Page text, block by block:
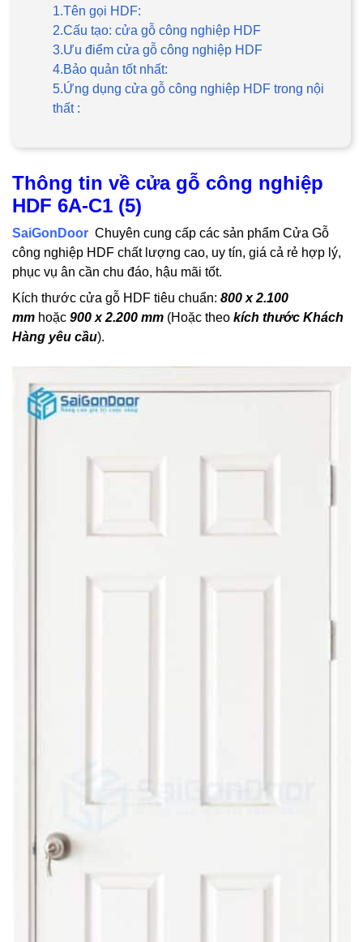
1.Tên gọi HDF:
2.Cấu tạo: cửa gỗ công nghiệp HDF
3.Ưu điểm cửa gỗ công nghiệp HDF
4.Bảo quản tốt nhất:
5.Ứng dụng cửa gỗ công nghiệp HDF trong nội
thất :
Thông tin về cửa gỗ công nghiệp
HDF 6A-C1 (5)
SaiGonDoor Chuyên cung cấp các sản phẩm Cửa Gỗ
công nghiệp HDF chất lượng cao, uy tín, giá cả rẻ hợp lý,
phục vụ ân cần chu đáo, hậu mãi tốt.
Kích thước cửa gỗ HDF tiêu chuẩn: 800 x 2.100
mm hoặc 900 x 2.200 mm (Hoặc theo kích thước Khách
Hàng yêu cầu).